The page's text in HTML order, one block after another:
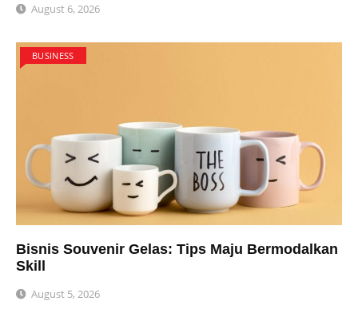
August 6, 2026
BUSINESS
Bisnis Souvenir Gelas: Tips Maju Bermodalkan
Skill
August 5, 2026